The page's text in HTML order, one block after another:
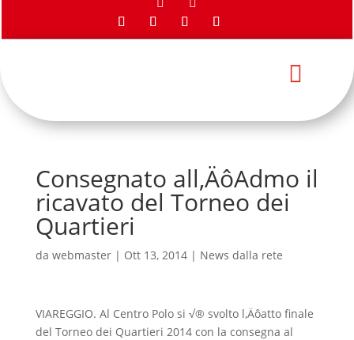

Consegnato all‚ÄôAdmo il
ricavato del Torneo dei
Quartieri
da webmaster| Ott 13, 2014| News dalla rete
VIAREGGIO. Al Centro Polo si √® svolto l‚Äôatto finale
del Torneo dei Quartieri 2014 con la consegna al